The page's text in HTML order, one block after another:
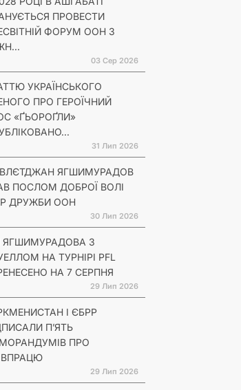
ПРОВЕСТИ
ФОРУМ ООН З
03 Сер 2026
УКРАЇНСЬКОГО
ПРО ГЕРОЇЧНИЙ
«ҐЬОРОҐЛИ»
31 Лип 2026
ЯГШИМУРАДОВ
ПОСЛОМ ДОБРОЇ ВОЛІ
ДРУЖБИ ООН
30 Лип 2026
ЯГШИМУРАДОВА З
НА ТУРНІРІ PFL
НА 7 СЕРПНЯ
29 Лип 2026
І ЄБРР
П’ЯТЬ
ПРО
29 Лип 2026